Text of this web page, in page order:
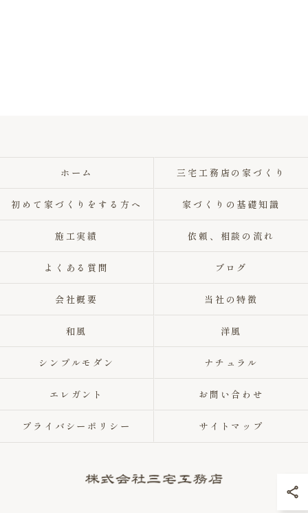
ホーム 三宅工務店の家づくり
初めて家づくりをする方へ 家づくりの基礎知識
施工実績 依頼、相談の流れ
よくある質問 ブログ
会社概要 当社の特徴
和風 洋風
シンプルモダン ナチュラル
エレガント お問い合わせ
プライバシーポリシー サイトマップ